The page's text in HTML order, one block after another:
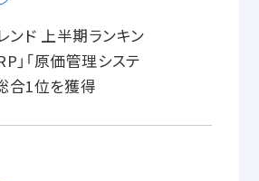
ンド 上半期ランキン
」「原価管理システ
合1位を獲得